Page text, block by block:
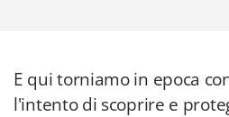
E qui torniamo in epoca
l'intento di scoprire e